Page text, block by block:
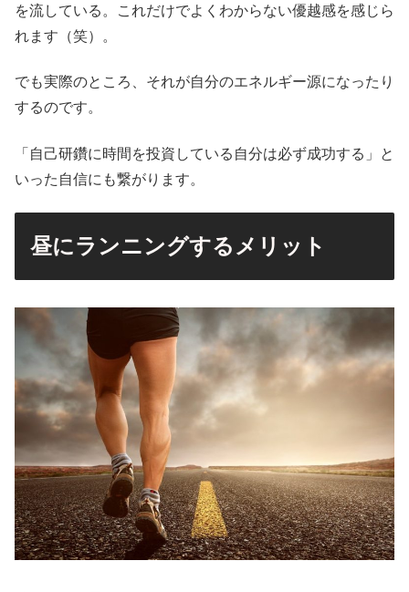
を流している。これだけでよくわからない優越感を感じら
れます（笑）。
でも実際のところ、それが自分のエネルギー源になったり
するのです。
「自己研鑽に時間を投資している自分は必ず成功する」と
いった自信にも繋がります。
昼にランニングするメリット